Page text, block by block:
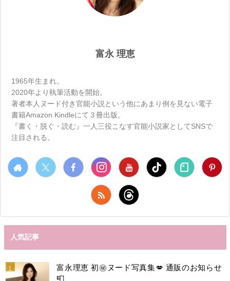
富永 理恵
1965年生まれ。
2020年より執筆活動を開始。
著者本人ヌード付き官能小説という他にあまり例を見ない電子
書籍Amazon Kindleにて３冊出版。
『書く・脱ぐ・読む』一人三役こなす官能小説家としてSNSで
注目される。
人気記事
富永理恵 初㊙️ヌード写真集💋 通販のお知らせ
📮